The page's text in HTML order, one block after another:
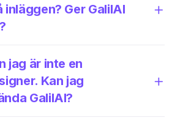
Ger GalilAI
jag är inte en
Kan jag
GalilAI?